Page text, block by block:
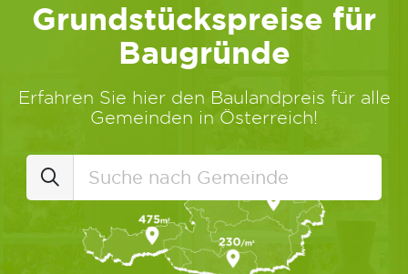
Grundstückspreise für
Baugründe
Erfahren Sie hier den Baulandpreis für alle
Gemeinden in Österreich!